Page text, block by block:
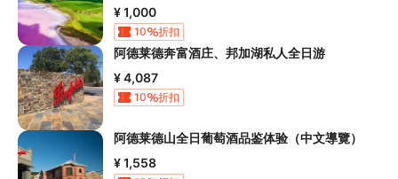
服工作人员沟通了解本产品内各项目的准入年龄、准入身高及准入
体重等准入要求
，否则预订失败或预订后无法成行的后果由您自行
承担；
5.请您在参与项目期间全程穿戴好安全护具，避免发生意外事件；
6.若您在项目进行过程中感到任何不适，请及时与工作人员进行沟
通，工作人员将会及时为您提供必要支持。
¥ 1,000
10 折扣
阿德莱德奔富酒庄、邦加湖私人全日游
¥ 4,087
10 折扣
阿德莱德山全日葡萄酒品鉴体验（中文導覽）
¥ 1,558